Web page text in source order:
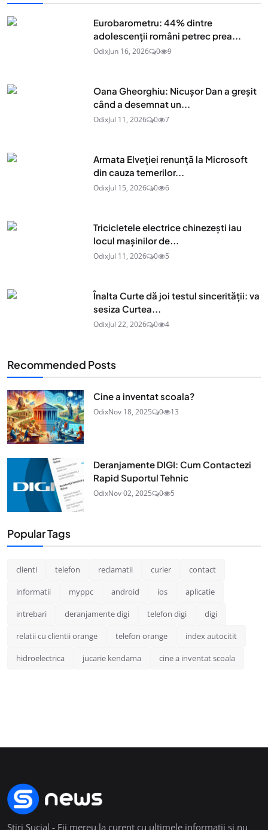
Eurobarometru: 44% dintre
adolescenţii români petrec prea...
OdixJun 16, 2026 0 9
Oana Gheorghiu: Nicușor Dan a greșit
când a desemnat un...
OdixJul 11, 2026 0 7
Armata Elveției renunță la Microsoft
din cauza temerilor...
OdixJul 15, 2026 0 6
Tricicletele electrice chinezești iau
locul mașinilor de...
OdixJul 11, 2026 0 5
Înalta Curte dă joi testul sincerității: va
sesiza Curtea...
OdixJul 22, 2026 0 4
Recommended Posts
Cine a inventat scoala?
OdixNov 18, 2025 0 13
Deranjamente DIGI: Cum Contactezi
Rapid Suportul Tehnic
OdixNov 02, 2025 0 5
Popular Tags
clienti telefon reclamatii curier contact
informatii myppc android ios aplicatie
intrebari deranjamente digi telefon digi digi
relatii cu clientii orange telefon orange index autocitit
hidroelectrica jucarie kendama cine a inventat scoala
Stiri Sucial - Fii mereu la curent cu ultimele informații și nu